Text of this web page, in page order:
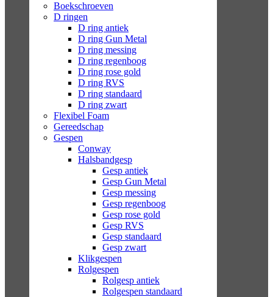
Boekschroeven
D ringen
D ring antiek
D ring Gun Metal
D ring messing
D ring regenboog
D ring rose gold
D ring RVS
D ring standaard
D ring zwart
Flexibel Foam
Gereedschap
Gespen
Conway
Halsbandgesp
Gesp antiek
Gesp Gun Metal
Gesp messing
Gesp regenboog
Gesp rose gold
Gesp RVS
Gesp standaard
Gesp zwart
Klikgespen
Rolgespen
Rolgesp antiek
Rolgespen standaard